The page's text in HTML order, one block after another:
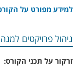
למידע מפורט על
ניהול פרויקטים למנהל
זרקור על תכני הקורס: